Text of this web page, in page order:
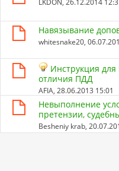
LKDON, 26.12.2014
Навязывание
whitesnake20,
Инструкция
отличия ПДД
AFIA, 28.06.2013 15:01
Невыполнение
претензии,
Besheniy krab,